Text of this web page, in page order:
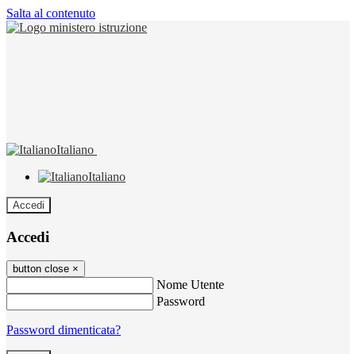
Salta al contenuto
Italiano
Italiano
Accedi
Accedi
button close ×
Nome Utente
Password
Password dimenticata?